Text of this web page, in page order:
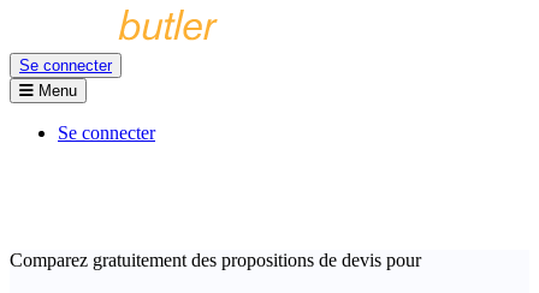
Se connecter
Menu
Se connecter
Comparez gratuitement des propositions de devis pour